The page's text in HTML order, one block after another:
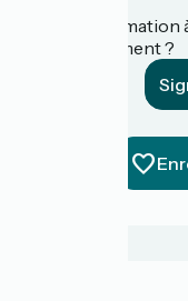
Une
établissement ?